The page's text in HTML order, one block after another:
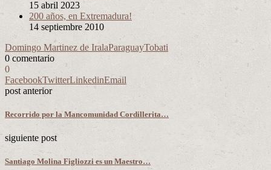
15 abril 2023
200 años, en Extremadura!
14 septiembre 2010
Domingo Martinez de IralaParaguayTobati
0 comentario
0
FacebookTwitterLinkedinEmail
post anterior
Recorrido por la Mancomunidad Cordillerita…
siguiente post
Santiago Molina Figliozzi es un Maestro…